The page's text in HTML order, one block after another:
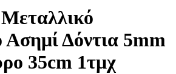
Ασημί Δόντια 5mm
35cm 1τμχ